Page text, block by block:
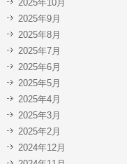
2025年10月
2025年9月
2025年8月
2025年7月
2025年6月
2025年5月
2025年4月
2025年3月
2025年2月
2024年12月